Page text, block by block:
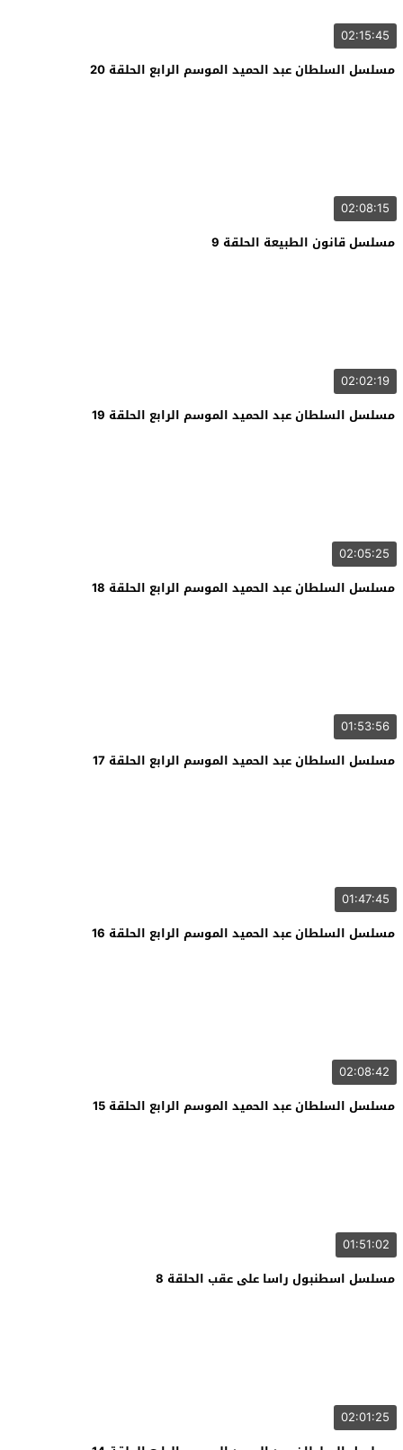
02:15:45
مسلسل السلطان عبد الحميد الموسم الرابع الحلقة 20
02:08:15
مسلسل قانون الطبيعة الحلقة 9
02:02:19
مسلسل السلطان عبد الحميد الموسم الرابع الحلقة 19
02:05:25
مسلسل السلطان عبد الحميد الموسم الرابع الحلقة 18
01:53:56
مسلسل السلطان عبد الحميد الموسم الرابع الحلقة 17
01:47:45
مسلسل السلطان عبد الحميد الموسم الرابع الحلقة 16
02:08:42
مسلسل السلطان عبد الحميد الموسم الرابع الحلقة 15
01:51:02
مسلسل اسطنبول راسا على عقب الحلقة 8
02:01:25